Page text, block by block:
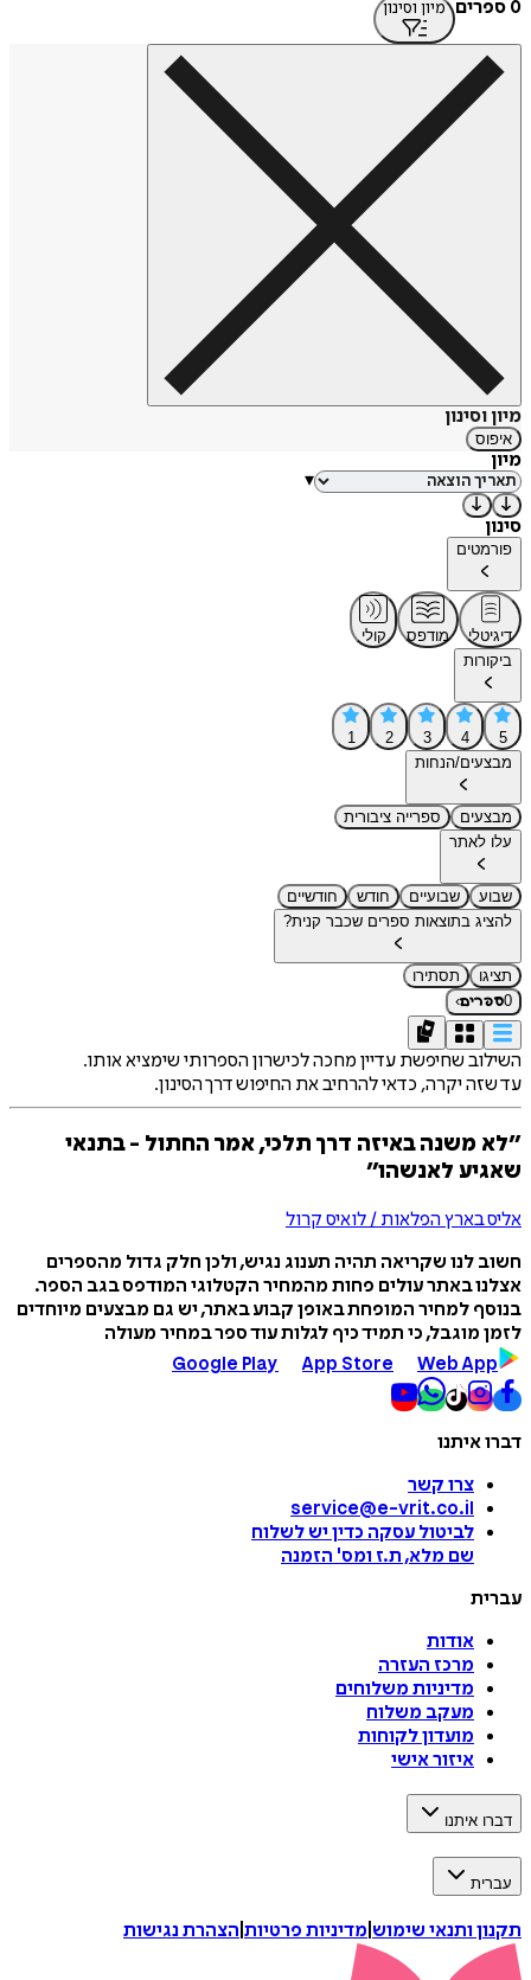
הקטן חוזר", שאף תורגם לאנגלית. ספר השירה שהוציא לאור בשנת
2013, "יותר קרוב מסמוך", זכה בפרס אקו"ם לעידוד היצירה
בתחום השירה. מלאת 50 שנה ליישוב סביון כתב את הספר "סיפורי
סביון" שחולק לכל תושבי היישוב.
מקור: ויקיפדיה
https://tinyurl.com/yykrfpfp
0 ספרים מיון וסינון
מיון וסינון
איפוס
מיון
▾
סינון
פורמטים
דיגיטלי מודפס
קולי
ביקורות
5
4
3
2
1
מבצעים/הנחות
מבצעים
ספרייה ציבורית
עלו לאתר
שבוע שבועיים חודש
חודשיים
להציג בתוצאות ספרים שכבר קנית?
תציגו
תסתירו
0ספרים›
השילוב שחיפשת עדיין מחכה לכישרון הספרותי שימציא אותו.
עד שזה יקרה, כדאי להרחיב את החיפוש דרך הסינון.
״לא משנה באיזה דרך תלכי, אמר החתול - בתנאי
שאגיע לאנשהו״
אליס בארץ הפלאות / לואיס קרול
חשוב לנו שקריאה תהיה תענוג נגיש, ולכן חלק גדול מהספרים
אצלנו באתר עולים פחות מהמחיר הקטלוגי המודפס בגב הספר.
בנוסף למחיר המופחת באופן קבוע באתר, יש גם מבצעים מיוחדים
לזמן מוגבל, כי תמיד כיף לגלות עוד ספר במחיר מעולה
Google Play
App Store Web App
דברו איתנו
צרו קשר
service@e-vrit.co.il
לביטול עסקה כדין יש לשלוח
שם מלא, ת.ז ומס' הזמנה
עברית
אודות
מרכז העזרה
מדיניות משלוחים
מעקב משלוח
מועדון לקוחות
איזור אישי
דברו איתנו
עברית
תקנון ותנאי שימוש מדיניות פרטיות הצהרת נגישות